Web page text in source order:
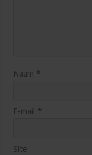
Naam *
E-mail *
Site